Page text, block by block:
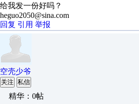
给我发一份好吗？
heguo2050@sina.com
回复 引用 举报
空壳少爷
关注 私信
精华：0帖